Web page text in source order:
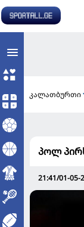
კალათბურთი
პოლ
21:41/01-05-